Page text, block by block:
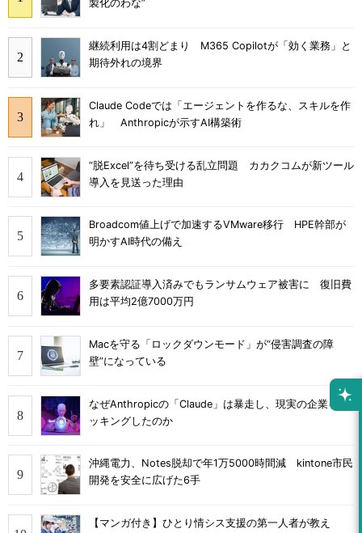
製化のわな”
継続利用は4割どまり M365 Copilotが「効く業務」と
期待外れの境界
Claude Codeでは「エージェントを作るな、スキルを作
れ」 Anthropicが示すAI構築術
“脱Excel”を待ち受ける乱立問題 カカクコムが新ツール
導入を見送った理由
Broadcom値上げで加速するVMware移行 HPE幹部が
明かすAI時代の備え
多要素認証導入済みでもランサムウェア被害に 復旧費
用は平均2億7000万円
Macを守る「ロックダウンモード」が“侵害調査の障
壁”になっている
なぜAnthropicの「Claude」は暴走し、現実の企業をハ
ッキングしたのか
沖縄電力、Notes脱却で年1万5000時間減 kintone市民
開発を安全に広げた6手
【マンガ付き】ひとり情シス支援の第一人者が教え